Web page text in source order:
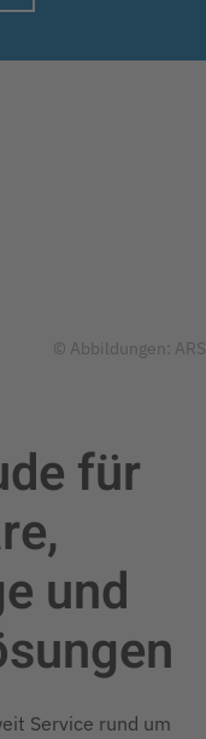
© Abbildungen: ARS
für
und
Service rund um